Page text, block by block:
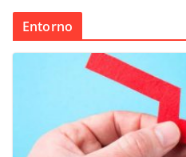
Entorno